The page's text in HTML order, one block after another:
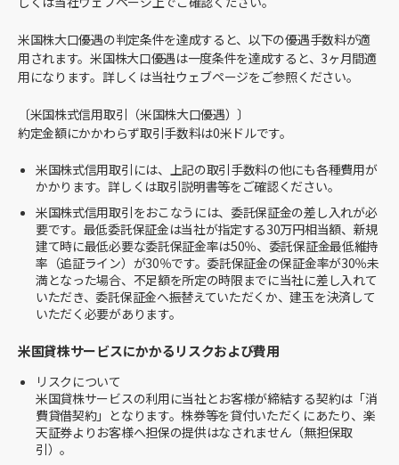
米国株大口優遇の判定条件を達成すると、以下の優遇手数料が適
用されます。米国株大口優遇は一度条件を達成すると、3ヶ月間適
用になります。詳しくは当社ウェブページをご参照ください。
〔米国株式信用取引（米国株大口優遇）〕
約定金額にかかわらず取引手数料は0米ドルです。
米国株式信用取引には、上記の取引手数料の他にも各種費用が
かかります。詳しくは取引説明書等をご確認ください。
米国株式信用取引をおこなうには、委託保証金の差し入れが必
要です。最低委託保証金は当社が指定する30万円相当額、新規
建て時に最低必要な委託保証金率は50％、委託保証金最低維持
率（追証ライン）が30％です。委託保証金の保証金率が30％未
満となった場合、不足額を所定の時限までに当社に差し入れて
いただき、委託保証金へ振替えていただくか、建玉を決済して
いただく必要があります。
米国貸株サービスにかかるリスクおよび費用
リスクについて
米国貸株サービスの利用に当社とお客様が締結する契約は「消
費貸借契約」となります。株券等を貸付いただくにあたり、楽
天証券よりお客様へ担保の提供はなされません（無担保取
引）。